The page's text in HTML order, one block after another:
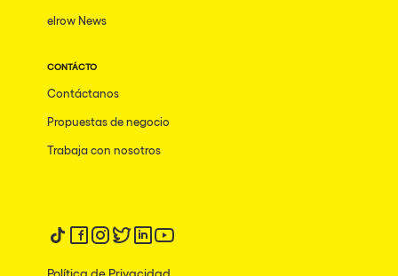
elrow News
CONTÁCTO
Contáctanos
Propuestas de negocio
Trabaja con nosotros
Síguenos en tiktok
Síguenos en facebook
Síguenos en instagram
Síguenos en twitter
Síguenos en linkedin
Síguenos en youtube
Política de Privacidad